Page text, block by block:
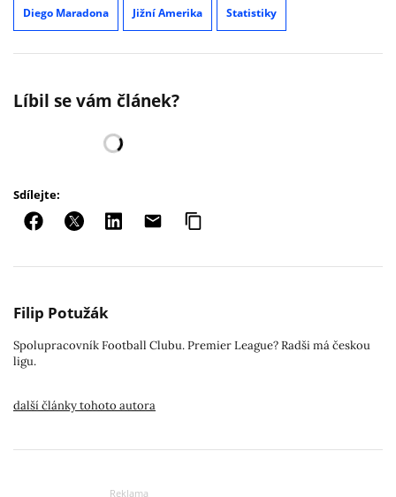
Diego Maradona Jižní Amerika Statistiky
Líbil se vám článek?
Sdílejte:
Filip Potužák
Spolupracovník Football Clubu. Premier League? Radši má českou
ligu.
další články tohoto autora